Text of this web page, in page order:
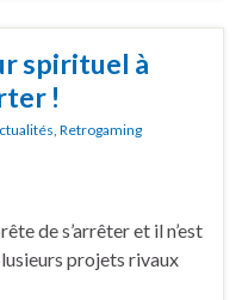
spirituel à
!
Retrogaming
de s’arrêter et il n’est
projets rivaux